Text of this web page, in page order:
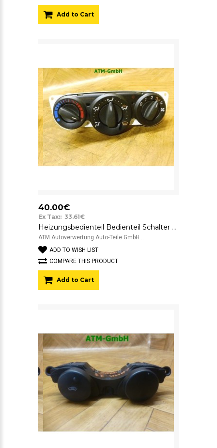
Add to Cart
40.00€
Ex Tax:: 33.61€
Heizungsbedienteil Bedienteil Schalter Ford Transit Connect T200
ATM Autoverwertung Auto-Teile GmbH ..
ADD TO WISH LIST
COMPARE THIS PRODUCT
Add to Cart